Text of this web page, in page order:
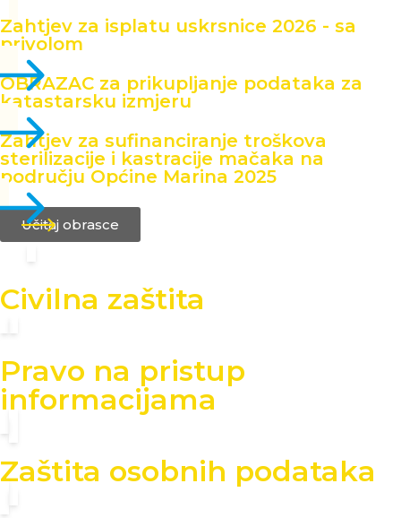
Zahtjev za isplatu uskrsnice 2026 - sa
privolom
OBRAZAC za prikupljanje podataka za
katastarsku izmjeru
Zahtjev za sufinanciranje troškova
sterilizacije i kastracije mačaka na
području Općine Marina 2025
Učitaj obrasce
Civilna zaštita
Pravo na pristup
informacijama
Zaštita osobnih podataka